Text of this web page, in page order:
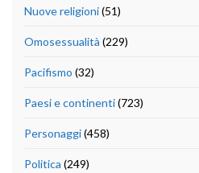
Nuove religioni(51)
Omosessualità (229)
Pacifismo (32)
Paesi e continenti(723)
Personaggi(458)
Politica (249)